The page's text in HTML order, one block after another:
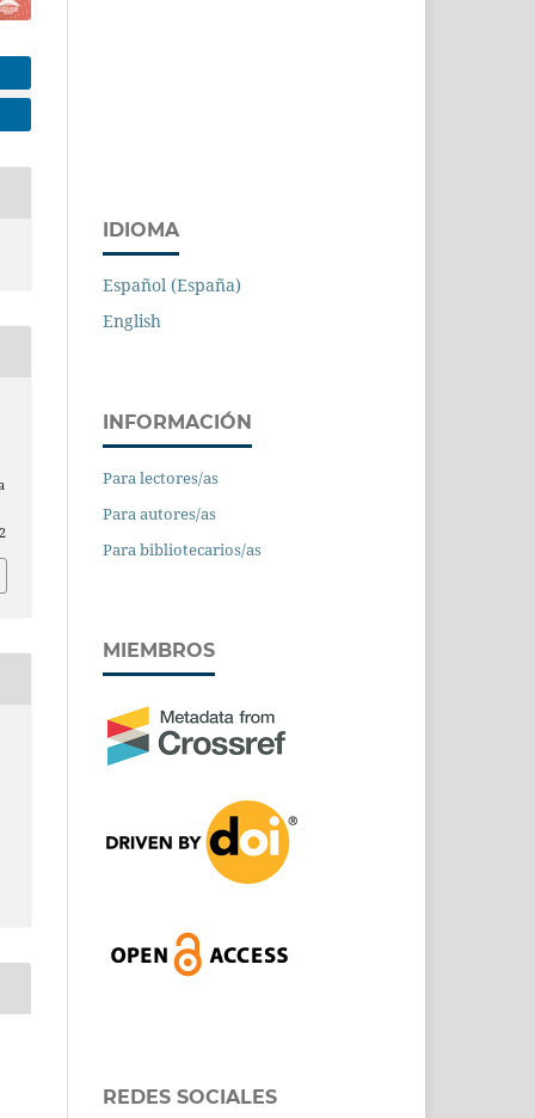
IDIOMA
Español (España)
English
INFORMACIÓN
Para lectores/as
Para autores/as
Para bibliotecarios/as
MIEMBROS
REDES SOCIALES